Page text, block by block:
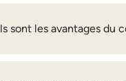
sont les avantages du